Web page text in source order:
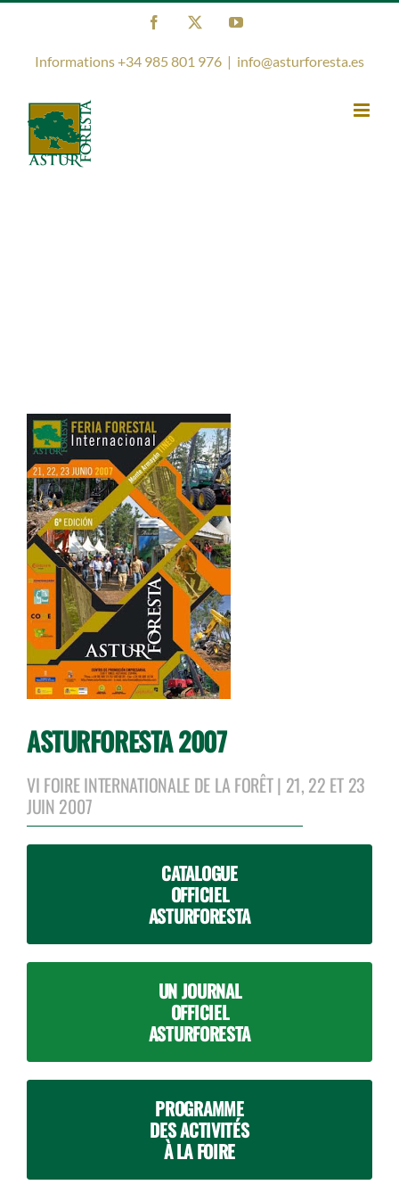
Facebook YouTube
Informations +34 985 801 976 | info@asturforesta.es
ASTURFORESTA 2007
VI FOIRE INTERNATIONALE DE LA FORÊT | 21, 22 ET 23
JUIN 2007
CATALOGUE
OFFICIEL
ASTURFORESTA
UN JOURNAL
OFFICIEL
ASTURFORESTA
PROGRAMME
DES ACTIVITÉS
À LA FOIRE